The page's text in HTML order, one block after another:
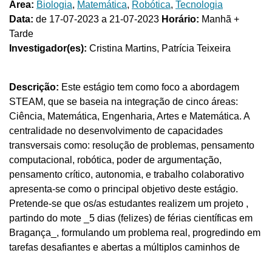
Área: Biologia, Matemática, Robótica, Tecnologia
Data: de 17-07-2023 a 21-07-2023 Horário: Manhã +
Tarde
Investigador(es): Cristina Martins, Patrícia Teixeira
Descrição: Este estágio tem como foco a abordagem
STEAM, que se baseia na integração de cinco áreas:
Ciência, Matemática, Engenharia, Artes e Matemática. A
centralidade no desenvolvimento de capacidades
transversais como: resolução de problemas, pensamento
computacional, robótica, poder de argumentação,
pensamento crítico, autonomia, e trabalho colaborativo
apresenta-se como o principal objetivo deste estágio.
Pretende-se que os/as estudantes realizem um projeto ,
partindo do mote _5 dias (felizes) de férias científicas em
Bragança_, formulando um problema real, progredindo em
tarefas desafiantes e abertas a múltiplos caminhos de